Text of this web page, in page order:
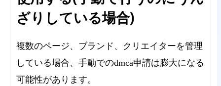
ざりしている場合)
複数のページ、ブランド、クリエイターを管理
している場合、手動でのdmca申請は膨大になる
可能性があります。